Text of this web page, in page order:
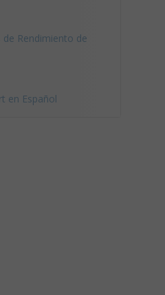
de Rendimiento de
en Español